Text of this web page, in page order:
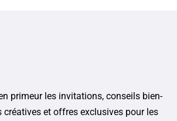
primeur les invitations, conseils bien-
créatives et offres exclusives pour les